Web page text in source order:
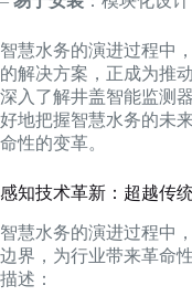
智慧水务的演进过程中
的解决方案，正成为推
深入了解井盖智能监测
好地把握智慧水务的未
命性的变革。
感知技术革新：超越传
智慧水务的演进过程中
边界，为行业带来革命
描述：